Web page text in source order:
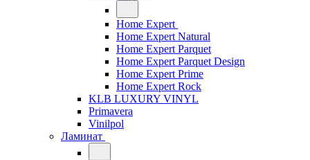
Home Expert
Home Expert Natural
Home Expert Parquet
Home Expert Parquet Design
Home Expert Prime
Home Expert Rock
KLB LUXURY VINYL
Primavera
Vinilpol
Ламинат